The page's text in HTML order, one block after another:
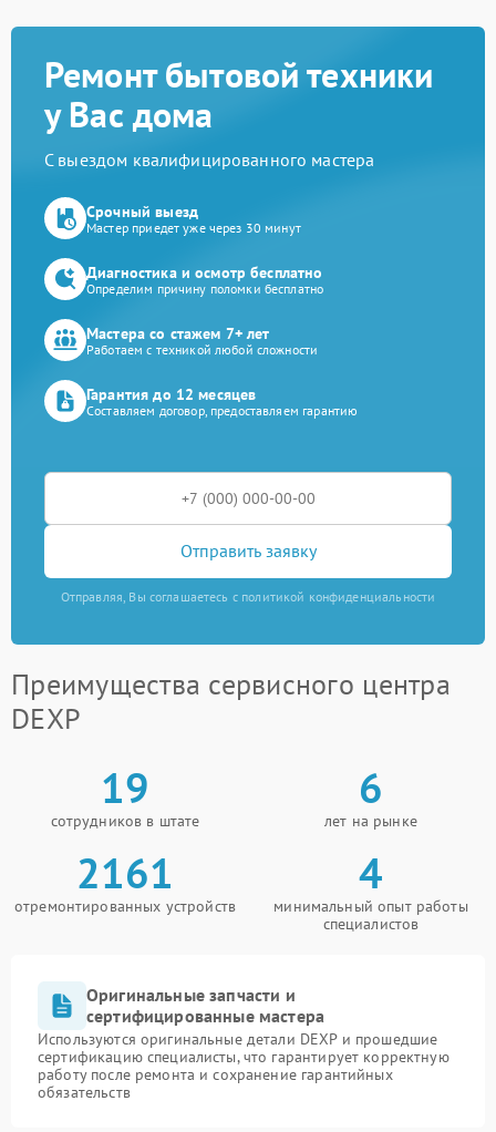
Ремонт бытовой техники
у Вас дома
С выездом квалифицированного мастера
Срочный выезд
Мастер приедет уже через 30 минут
Диагностика и осмотр бесплатно
Определим причину поломки бесплатно
Мастера со стажем 7+ лет
Работаем с техникой любой сложности
Гарантия до 12 месяцев
Составляем договор, предоставляем гарантию
Отправить заявку
Отправляя, Вы соглашаетесь с политикой конфиденциальности
Преимущества сервисного центра
DEXP
19
сотрудников в штате
6
лет на рынке
2161
отремонтированных устройств
4
минимальный опыт работы
специалистов
Оригинальные запчасти и
сертифицированные мастера
Используются оригинальные детали DEXP и прошедшие
сертификацию специалисты, что гарантирует корректную
работу после ремонта и сохранение гарантийных
обязательств